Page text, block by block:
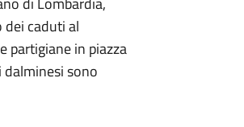
dei caduti al
partigiane in piazza
sono